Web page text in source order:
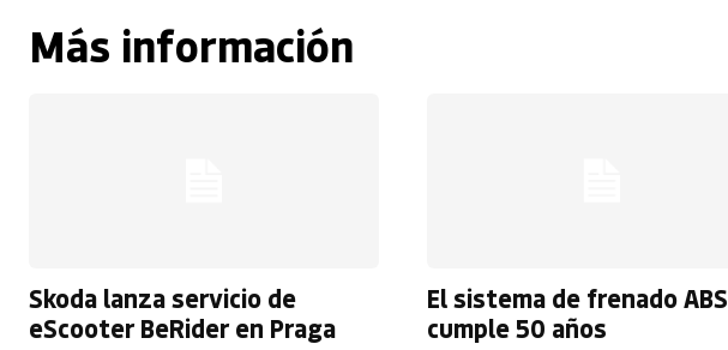
Más información
Skoda lanza servicio de
eScooter BeRider en Praga
El sistema de frenado ABS
cumple 50 años